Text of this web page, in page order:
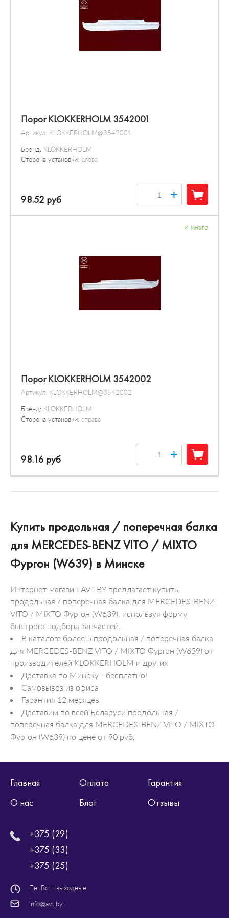
Порог KLOKKERHOLM 3542001
Артикул: KLOKKERHOLM@3542001
Бренд: KLOKKERHOLM
Сторона установки: слева
98.52 руб +
Порог KLOKKERHOLM 3542002
Артикул: KLOKKERHOLM@3542002
Бренд: KLOKKERHOLM
Сторона установки: справа
много
98.16 руб +
Купить продольная / поперечная балка
для MERCEDES-BENZ VITO / MIXTO
Фургон (W639) в Минске
Интернет-магазин AVT.BY предлагает купить
продольная / поперечная балка для MERCEDES-BENZ
VITO / MIXTO Фургон (W639), используя форму
быстрого подбора запчастей.
В каталоге более 5 продольная / поперечная балка
для MERCEDES-BENZ VITO / MIXTO Фургон (W639) от
производителей KLOKKERHOLM и других
Доставка по Минску - бесплатно!
Самовывоз из офиса
Гарантия 12 месяцев
Доставим по всей Беларуси продольная /
поперечная балка для MERCEDES-BENZ VITO / MIXTO
Фургон (W639) по цене от 90 руб.
Главная Оплата
Гарантия
О нас
Блог Отзывы
+375 (29)
+375 (33)
+375 (25)
Пн. Вс. - выходные
info@avt.by